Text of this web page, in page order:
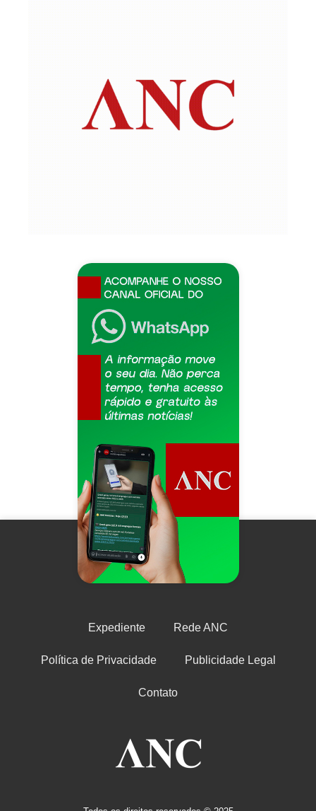
Expediente Rede ANC
Política de Privacidade Publicidade Legal
Contato